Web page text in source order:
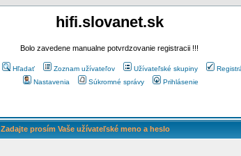
hifi.slovanet.sk
Bolo zavedene manualne potvrdzovanie registracii !!!
Hľadať Zoznam užívateľov Užívateľské skupiny
Nastavenia
Súkromné správy Prihlásenie
Zadajte prosím Vaše užívateľské meno a heslo